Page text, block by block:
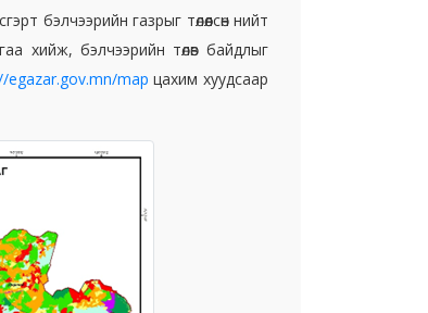
бэлчээрийн газрыг төлөөлсөн нийт
хийж, бэлчээрийн төлөв байдлыг
egazar.gov.mn/mapцахим хуудсаар